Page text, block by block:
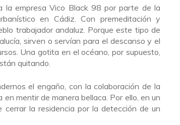
la empresa Vico Black 98 por parte de la
en Cádiz. Con premeditación y
trabajador andaluz. Porque este tipo de
sirven o servían para el descanso y el
Una gotita en el océano, por supuesto,
quitando.
el engaño, con la colaboración de la
mentir de manera bellaca. Por ello, en un
la residencia por la detección de un